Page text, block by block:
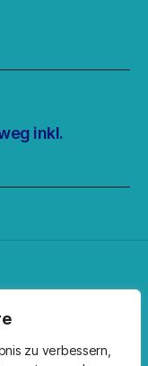
zu verbessern,
inkl.